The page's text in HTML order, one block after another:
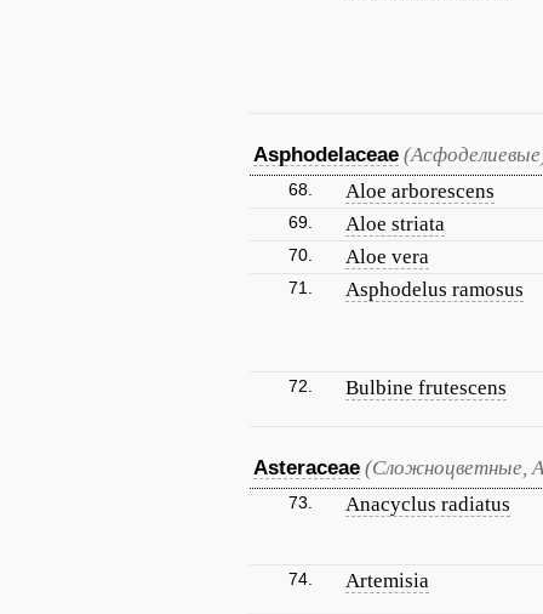
Asphodelaceae
68. Aloe arborescens
69. Aloe striata
70. Aloe vera
71. Asphodelus ramosus
72. Bulbine frutescens
Asteraceae (Сложноцветные,
73. Anacyclus radiatus
74. Artemisia